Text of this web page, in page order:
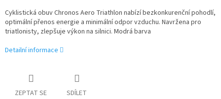
Cyklistická obuv Chronos Aero Triathlon nabízí bezkonkurenční pohodlí,
optimální přenos energie a minimální odpor vzduchu. Navržena pro
triatlonisty, zlepšuje výkon na silnici. Modrá barva
Detailní informace
ZEPTAT SE SDÍLET